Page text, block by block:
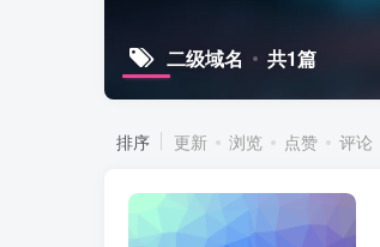
二级域名 共1篇
排序 更新 浏览 点赞 评论